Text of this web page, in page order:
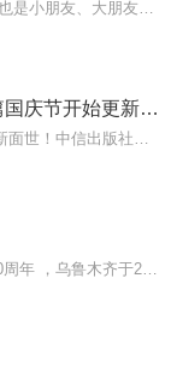
小猪屏蓬十二生肖神8 羊神篇国庆节开始更新啦！